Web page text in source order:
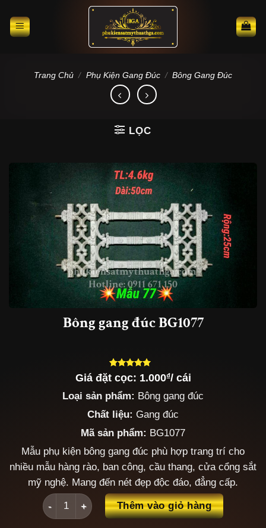
content
Trang Chủ / Phụ Kiện Gang Đúc / Bông Gang Đúc
LỌC
Bông gang đúc BG1077
5.00trên 5
dựa trên
3
đánh giá
Giá đặt cọc: 1.000₫/ cái
Loại sản phẩm: Bông gang đúc
Chất liệu: Gang đúc
Mã sản phẩm: BG1077
Mẫu phụ kiện bông gang đúc phù hợp trang trí cho
nhiều mẫu hàng rào, ban công, cầu thang, cửa cổng sắt
mỹ nghệ. Mang đến nét đẹp độc đáo, đẳng cấp.
Bông gang đúc BG1077 số lượng
Thêm vào giỏ hàng